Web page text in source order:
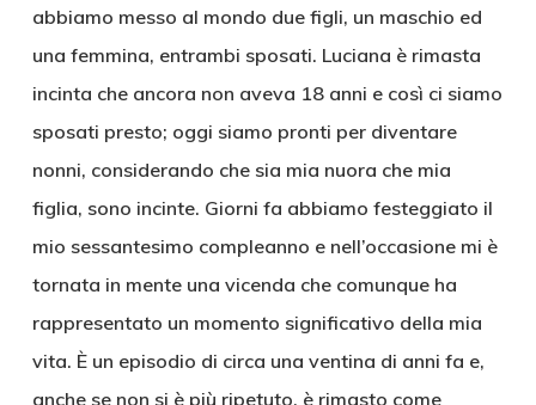
abbiamo messo al mondo due figli, un maschio ed
una femmina, entrambi sposati. Luciana è rimasta
incinta che ancora non aveva 18 anni e così ci siamo
sposati presto; oggi siamo pronti per diventare
nonni, considerando che sia mia nuora che mia
figlia, sono incinte. Giorni fa abbiamo festeggiato il
mio sessantesimo compleanno e nell’occasione mi è
tornata in mente una vicenda che comunque ha
rappresentato un momento significativo della mia
vita. È un episodio di circa una ventina di anni fa e,
anche se non si è più ripetuto, è rimasto come